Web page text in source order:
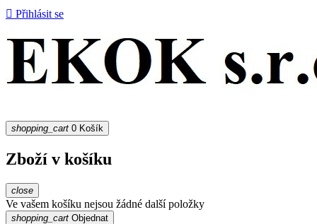
 Přihlásit se
shopping_cart 0 Košík
Zboží v košíku
close
Ve vašem košíku nejsou žádné další položky
shopping_cart Objednat